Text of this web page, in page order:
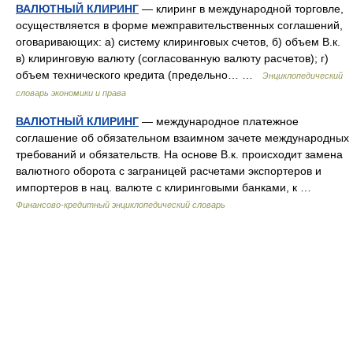
ВАЛЮТНЫЙ КЛИРИНГ — клиринг в международной торговле,
осуществляется в форме межправительственных соглашений,
оговаривающих: а) систему клиринговых счетов, б) объем В.к.
в) клиринговую валюту (согласованную валюту расчетов); г)
объем технического кредита (предельно… …
Энциклопедический
словарь экономики и права
ВАЛЮТНЫЙ КЛИРИНГ — международное платежное
соглашение об обязательном взаимном зачете международных
требований и обязательств. На основе В.к. происходит замена
валютного оборота с заграницей расчетами экспортеров и
импортеров в нац. валюте с клиринговыми банками, к …
Финансово-кредитный энциклопедический словарь